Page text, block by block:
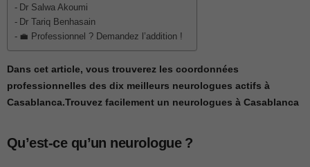
Dr Salwa Akoumi
Dr Tariq Benhasain
💼 Professionnel ? Demandez l’addition !
Dans cet article, vous trouverez les coordonnées
professionnelles des dix meilleurs neurologues actifs à
Casablanca.Trouvez facilement un neurologues à Casablanca
Qu’est-ce qu’un neurologue ?